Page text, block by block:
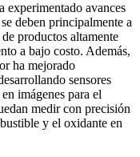
experimentado avances
deben principalmente a
productos altamente
a bajo costo. Además,
ha mejorado
sensores
imágenes para el
medir con precisión
y el oxidante en